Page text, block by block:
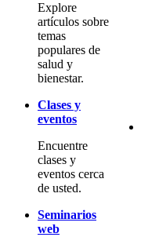
Explore
artículos sobre
temas
populares de
salud y
bienestar.
Clases y
eventos
Encuentre
clases y
eventos cerca
de usted.
Seminarios
web